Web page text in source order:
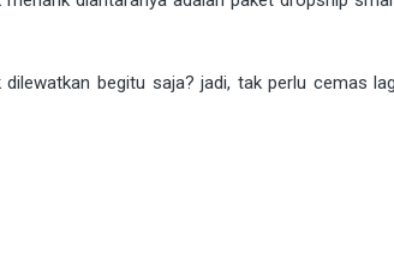
begitu saja? jadi, tak perlu cemas